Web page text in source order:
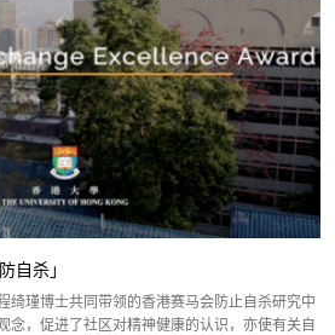
自杀」
绮瑾博士共同带领的香港赛马会防止自杀研究中
念，促进了社区对精神健康的认识，亦使有关自